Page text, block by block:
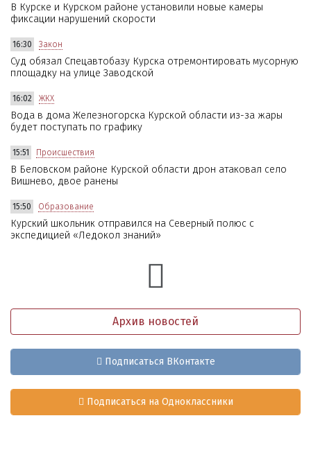
В Курске и Курском районе установили новые камеры
фиксации нарушений скорости
16:30 Закон
Суд обязал Спецавтобазу Курска отремонтировать мусорную
площадку на улице Заводской
16:02 ЖКХ
Вода в дома Железногорска Курской области из-за жары
будет поступать по графику
15:51 Происшествия
В Беловском районе Курской области дрон атаковал село
Вишнево, двое ранены
15:50 Образование
Курский школьник отправился на Северный полюс с
экспедицией «Ледокол знаний»
Архив новостей
Подписаться ВКонтакте
Подписаться на Одноклассники